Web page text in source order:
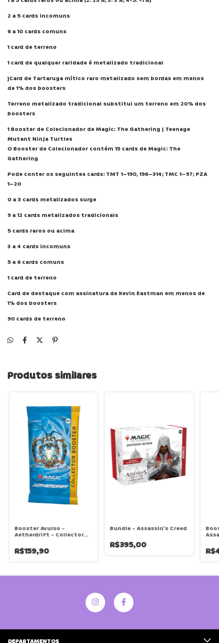
2 a 5 cards incomuns
6 a 10 cards comuns
1 card de terreno
1 card de qualquer raridade é metalizado tradicional
}Card de Tartaruga mítico raro metalizado sem bordas em menos
de 1% dos boosters
Terreno metalizado tradicional substitui um terreno em 20% dos
boosters
1 Booster de Colecionador de Magic: The Gathering | Teenage
Mutant Ninja Turtles
O Booster de Colecionador contém 15 cards de Magic: The
Gathering
Pode conter os seguintes cards: TMT 1–190, 196–314; TMC 1–97; PZA
1–20
0 a 3 cards metalizados surge
9 a 12 cards metalizados tradicionais
5 cards raros ou acima
3 a 4 cards incomuns
5 a 6 cards comuns
1 card de terreno
Card de destaque com assinatura de Kevin Eastman em menos de
1% dos boosters
90 cards de terreno
Produtos similares
Booster Avulso -
Aetherdrift - Collector
R$159,90
Bundle - Assassin's Creed
R$395,00
DEPARTAMENTOS